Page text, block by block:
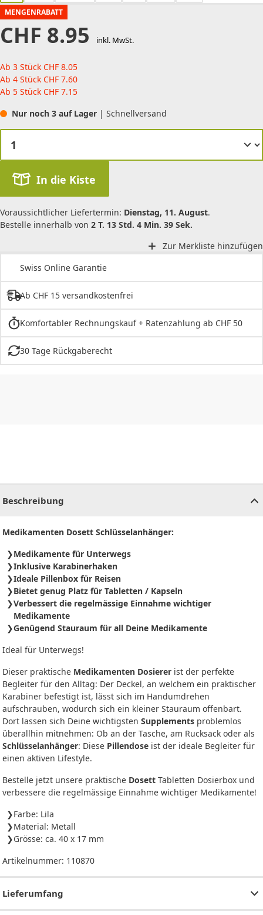
MENGENRABATT
CHF 8.95 inkl. MwSt.
Ab 3 Stück CHF 8.05
Ab 4 Stück CHF 7.60
Ab 5 Stück CHF 7.15
Nur noch 3 auf Lager | Schnellversand
In die Kiste
Voraussichtlicher Liefertermin: Dienstag, 11. August.
Bestelle innerhalb von 2 T. 13 Std. 4 Min. 39 Sek.
Zur Merkliste hinzufügen
Swiss Online Garantie
Ab CHF 15 versandkostenfrei
Komfortabler Rechnungskauf + Ratenzahlung ab CHF 50
30 Tage Rückgaberecht
Beschreibung
Medikamenten Dosett Schlüsselanhänger:
Medikamente für Unterwegs
Inklusive Karabinerhaken
Ideale Pillenbox für Reisen
Bietet genug Platz für Tabletten / Kapseln
Verbessert die regelmässige Einnahme wichtiger
Medikamente
Genügend Stauraum für all Deine Medikamente
Ideal für Unterwegs!
Dieser praktische Medikamenten Dosierer ist der perfekte
Begleiter für den Alltag: Der Deckel, an welchem ein praktischer
Karabiner befestigt ist, lässt sich im Handumdrehen
aufschrauben, wodurch sich ein kleiner Stauraum offenbart.
Dort lassen sich Deine wichtigsten Supplements problemlos
überallhin mitnehmen: Ob an der Tasche, am Rucksack oder als
Schlüsselanhänger: Diese Pillendose ist der ideale Begleiter für
einen aktiven Lifestyle.
Bestelle jetzt unsere praktische Dosett Tabletten Dosierbox und
verbessere die regelmässige Einnahme wichtiger Medikamente!
Farbe: Lila
Material: Metall
Grösse: ca. 40 x 17 mm
Artikelnummer: 110870
Lieferumfang